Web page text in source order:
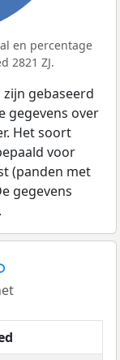
en percentage
2821 ZJ.
gebaseerd
gegevens over
Het soort
voor
(panden met
gegevens